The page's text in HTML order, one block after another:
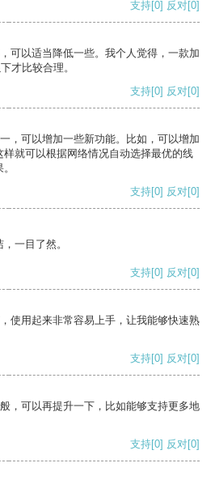
支持[0] 反对[0]
可以适当降低一些。我个人觉得，一款加
才比较合理。
支持[0] 反对[0]
，可以增加一些新功能。比如，可以增加
就可以根据网络情况自动选择最优的线
支持[0] 反对[0]
一目了然。
支持[0] 反对[0]
使用起来非常容易上手，让我能够快速熟
支持[0] 反对[0]
，可以再提升一下，比如能够支持更多地
支持[0] 反对[0]